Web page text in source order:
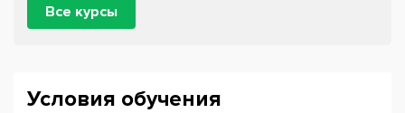
Все курсы
Условия обучения